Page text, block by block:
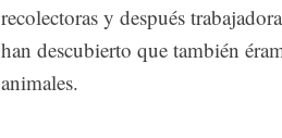
recolectoras y después
han descubierto que también
animales.